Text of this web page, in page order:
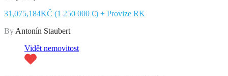
31,075,184KČ (1 250 000 €) + Provize RK
By Antonín Staubert
Vidět nemovitost